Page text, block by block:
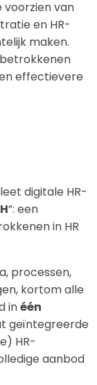
voorzien van
en HR-
maken.
effectievere
digitale HR-
”: een
in HR
processen,
kortom alle
inéén
geïntegreerde
HR-
aanbod